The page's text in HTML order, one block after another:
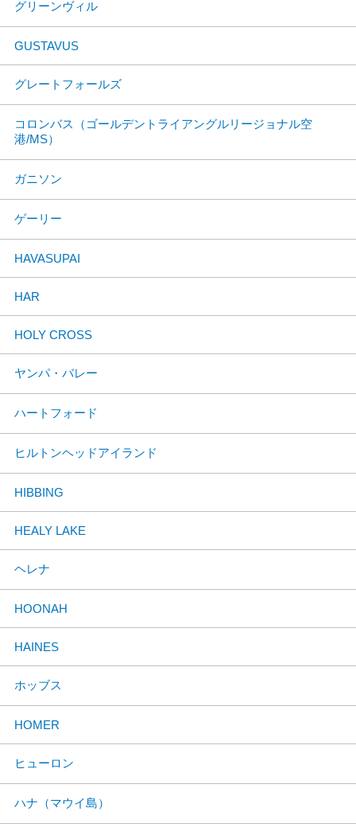
グリーンヴィル
GUSTAVUS
グレートフォールズ
コロンバス（ゴールデントライアングルリージョナル空
港/MS）
ガニソン
ゲーリー
HAVASUPAI
HAR
HOLY CROSS
ヤンパ・バレー
ハートフォード
ヒルトンヘッドアイランド
HIBBING
HEALY LAKE
ヘレナ
HOONAH
HAINES
ホッブス
HOMER
ヒューロン
ハナ（マウイ島）